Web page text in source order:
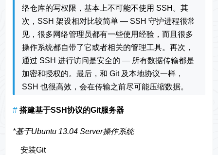
络仓库的写权限，基本上不可能不使用 SSH。其
次，SSH 架设相对比较简单 — SSH 守护进程很常
见，很多网络管理员都有一些使用经验，而且很多
操作系统都自带了它或者相关的管理工具。再次，
通过 SSH 进行访问是安全的 — 所有数据传输都是
加密和授权的。最后，和 Git 及本地协议一样，
SSH 也很高效，会在传输之前尽可能压缩数据。
搭建基于SSH协议的Git服务器
*基于Ubuntu 13.04 Server操作系统
安装Git